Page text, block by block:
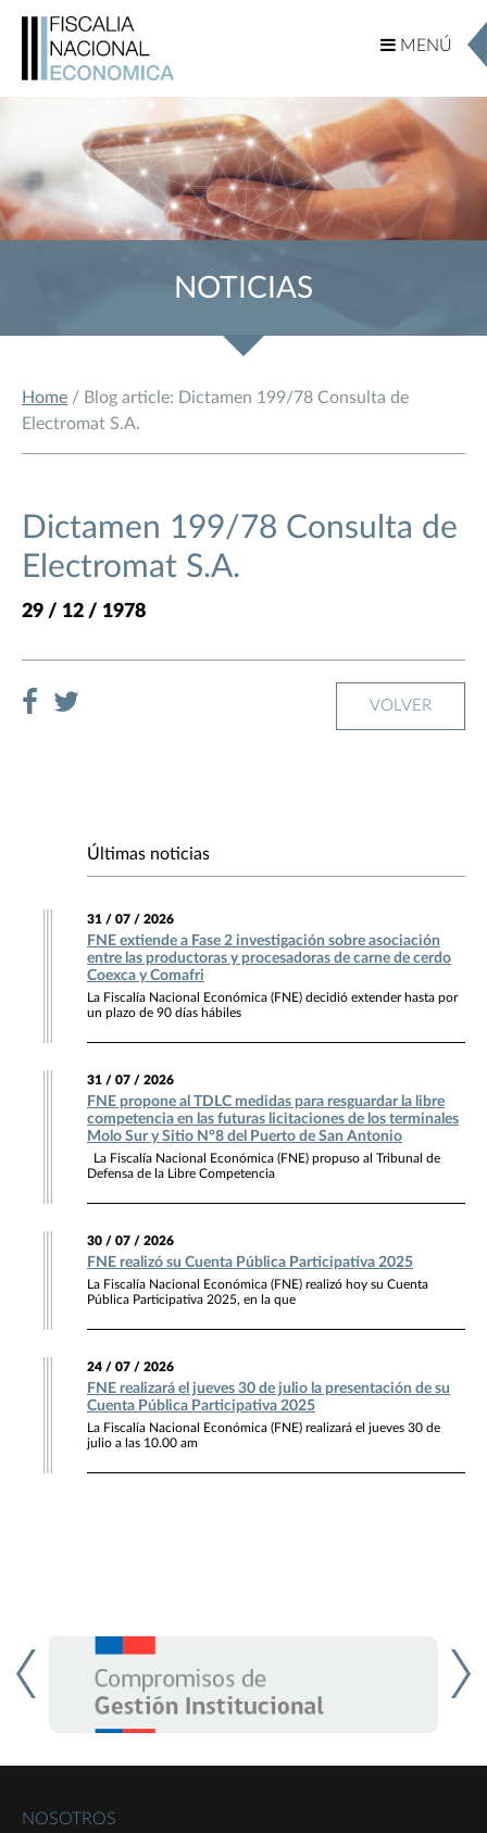
MENÚ
MENÚ
NOTICIAS
Home / Blog article: Dictamen 199/78 Consulta de
Electromat S.A.
Dictamen 199/78 Consulta de
Electromat S.A.
29 / 12 / 1978
VOLVER
Últimas noticias
31 / 07 / 2026
FNE extiende a Fase 2 investigación sobre asociación
entre las productoras y procesadoras de carne de cerdo
Coexca y Comafri
La Fiscalía Nacional Económica (FNE) decidió extender hasta por
un plazo de 90 días hábiles
31 / 07 / 2026
FNE propone al TDLC medidas para resguardar la libre
competencia en las futuras licitaciones de los terminales
Molo Sur y Sitio N°8 del Puerto de San Antonio
La Fiscalía Nacional Económica (FNE) propuso al Tribunal de
Defensa de la Libre Competencia
30 / 07 / 2026
FNE realizó su Cuenta Pública Participativa 2025
La Fiscalía Nacional Económica (FNE) realizó hoy su Cuenta
Pública Participativa 2025, en la que
24 / 07 / 2026
FNE realizará el jueves 30 de julio la presentación de su
Cuenta Pública Participativa 2025
La Fiscalía Nacional Económica (FNE) realizará el jueves 30 de
julio a las 10.00 am
NOSOTROS